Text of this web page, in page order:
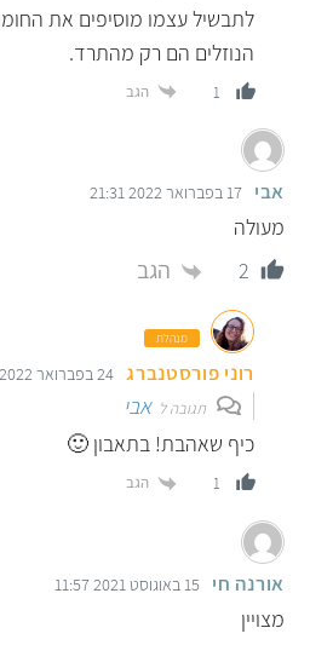
לתבשיל עצמו מוסיפים את
הנוזלים הם רק מהתרד.
1 הגב
אבי 17 בפברואר 2022 21:31
מעולה
2
הגב
מנהלת
רוני פורסטנברג 24 בפברואר 2022 15:41
תגובה לאבי
כיף שאהבת! בתאבון 🙂
1 הגב
אורנה חי 15 באוגוסט 2021 11:57
מצויין